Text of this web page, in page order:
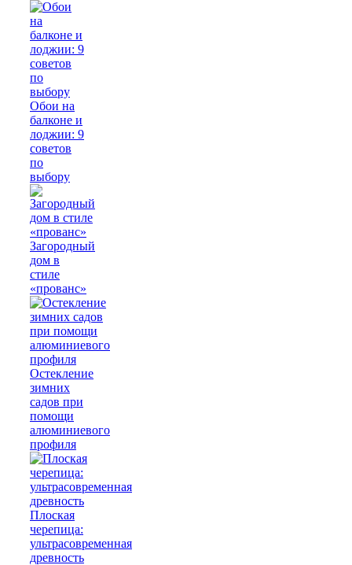
Обои на
балконе и
лоджии: 9
советов
по
выбору
Загородный
дом в
стиле
«прованс»
Остекление
зимних
садов при
помощи
алюминиевого
профиля
Плоская
черепица:
ультрасовременная
древность